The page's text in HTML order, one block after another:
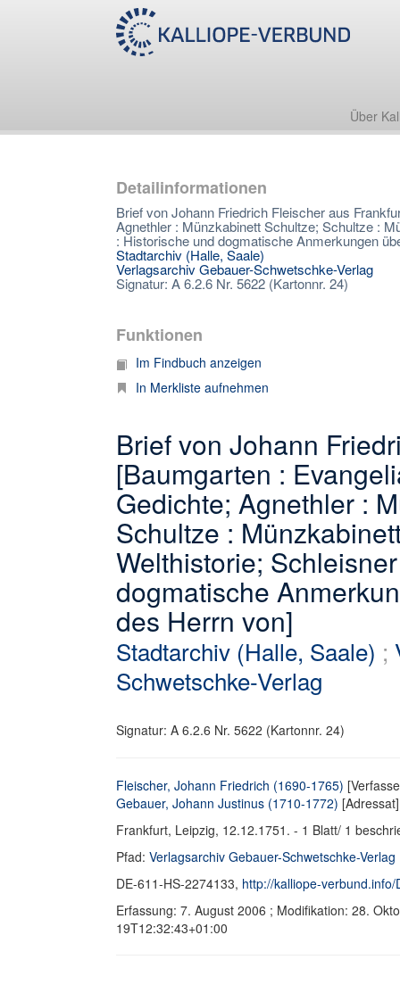
Über
Detailinformationen
Brief von Johann Friedrich Fleischer aus
Agnethler : Münzkabinett Schultze; Schultze :
: Historische und dogmatische Anmerkungen
Stadtarchiv (Halle, Saale)
Verlagsarchiv Gebauer-Schwetschke-Verlag
Signatur: A 6.2.6 Nr. 5622 (Kartonnr. 24)
Funktionen
Im Findbuch anzeigen
In Merkliste aufnehmen
Brief von Johann
[Baumgarten :
Gedichte; Agnethler :
Schultze :
Welthistorie;
dogmatische
des Herrn von]
Stadtarchiv (Halle, Saale) ;
Schwetschke-Verlag
Signatur: A 6.2.6 Nr. 5622 (Kartonnr. 24)
Fleischer, Johann Friedrich (1690-1765)
Gebauer, Johann Justinus (1710-1772) [Adressat]
Frankfurt, Leipzig, 12.12.1751. - 1 Blatt/ 1
Pfad: Verlagsarchiv Gebauer-Schwetschke-Verlag
DE-611-HS-2274133, http://kalliope-
Erfassung: 7. August 2006 ; Modifikation: 28.
19T12:32:43+01:00